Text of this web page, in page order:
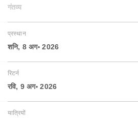
गंतव्य
प्रस्थान
शनि, 8 अग॰ 2026
रिटर्न
रवि, 9 अग॰ 2026
यात्रियों